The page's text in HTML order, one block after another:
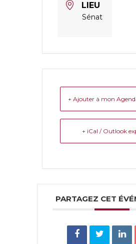
LIEU
Sénat
+ Ajouter à mon
+ iCal / Outlook
PARTAGEZ CET